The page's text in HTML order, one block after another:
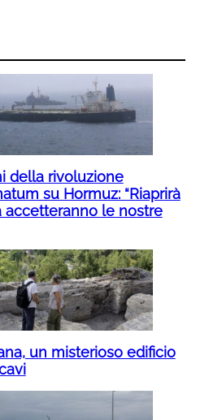
della rivoluzione
su Hormuz: “Riaprirà
accetteranno le nostre
un misterioso edificio